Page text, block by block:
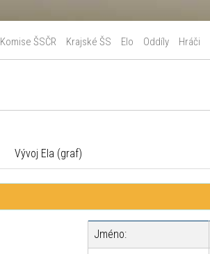
Komise ŠSČR Krajské ŠS Elo Oddíly Hráči
Vývoj Ela (graf)
Jméno: